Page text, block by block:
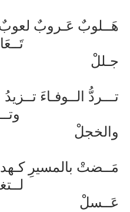
هَــلوبٌ عَـروبٌ
تَــعَافُ
جـللْ
تـــردُّ الــوفـاءَ
وتــهوى
والخجلْ
مَــضتْ بالمسيرِ
لــتغدو
عَــسلْ